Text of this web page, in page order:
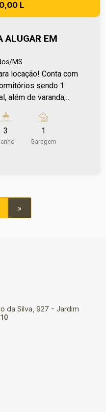
L
ALUGAR EM
MS
locação! Conta com
sendo 1
além de varanda,
ABV da
com fácil acesso a
conveniências da
e prefeitura
é aproximada e
3 1
Garagem
»
da Silva, 927 - Jardim